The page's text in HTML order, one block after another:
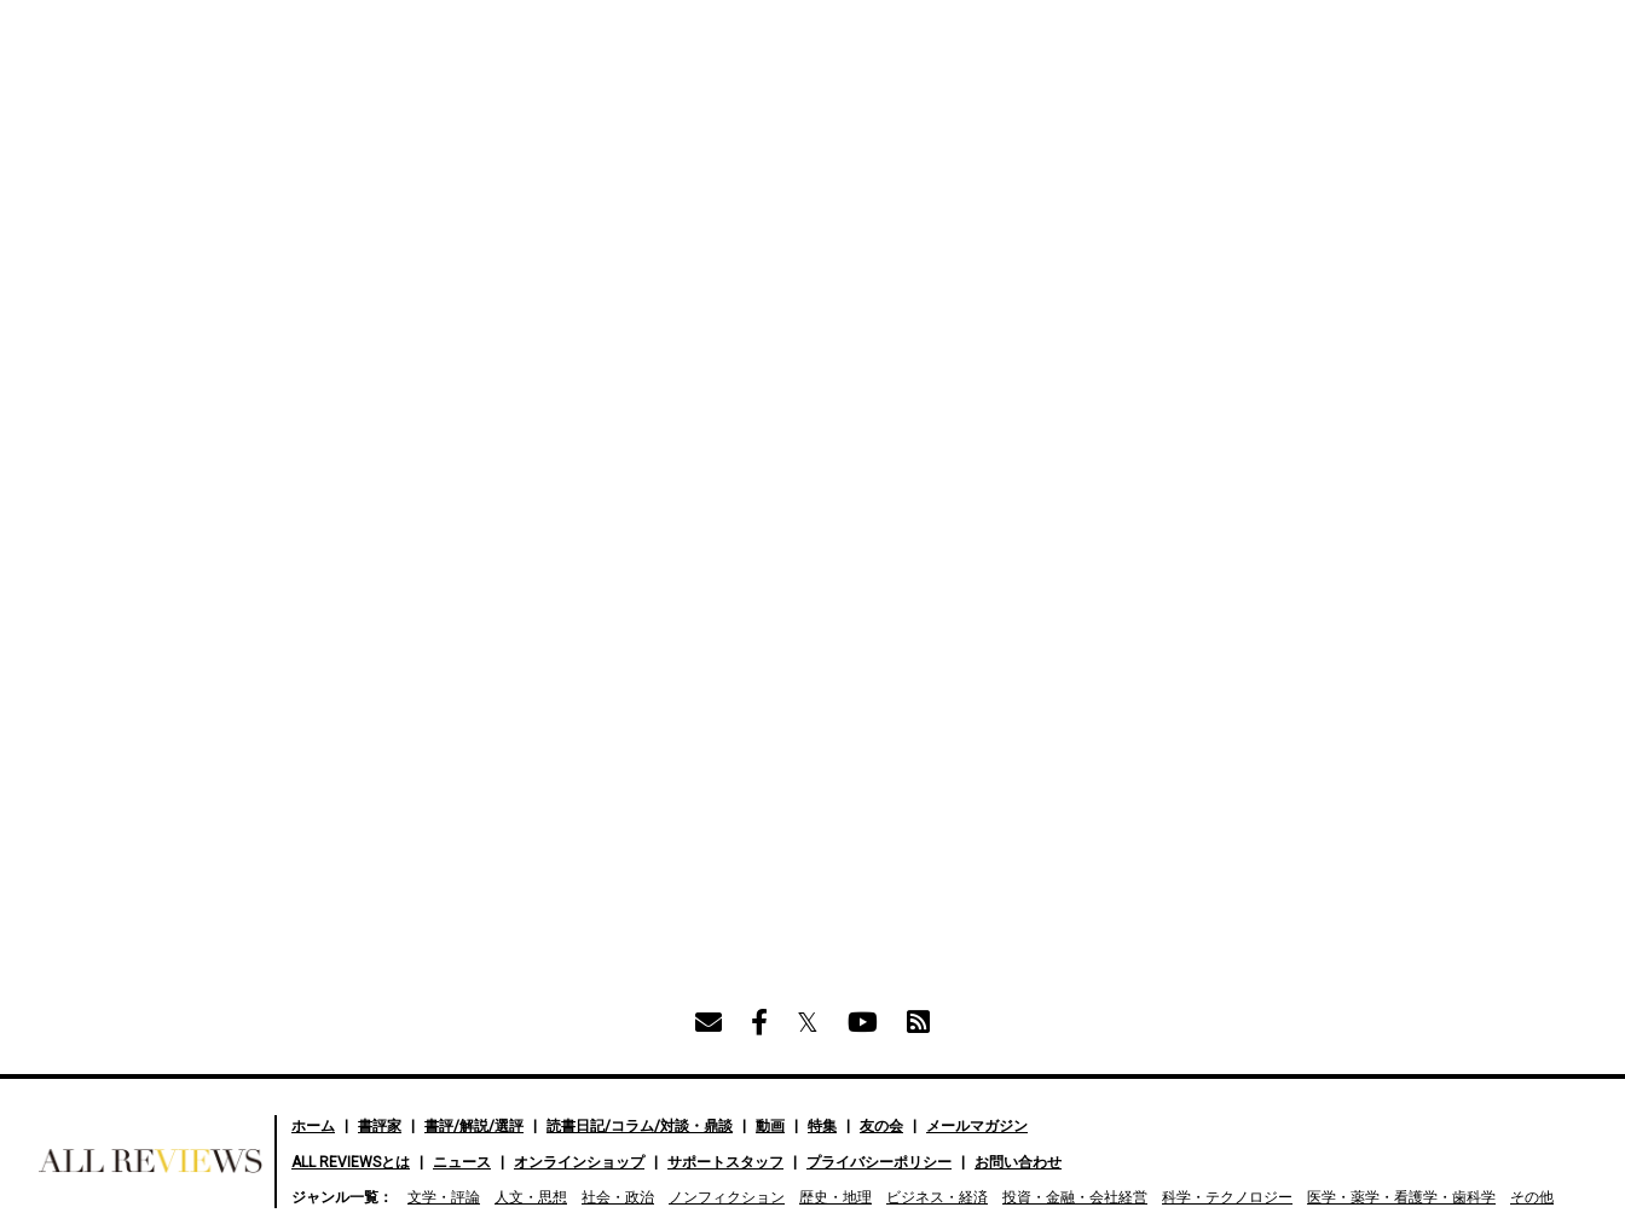
ホーム 書評家 書評/解説/選評 読書日記/コラム/対談・鼎談 動画 特集 友の会 メールマガジン
ALL REVIEWSとは ニュース オンラインショップ サポートスタッフ プライバシーポリシー お問い合わせ
ジャンル一覧： 文学・評論 人文・思想 社会・政治 ノンフィクション 歴史・地理 ビジネス・経済 投資・金融・会社経営 科学・テクノロジー 医学・薬学・看護学・歯科学 その他